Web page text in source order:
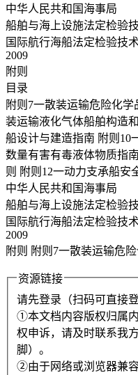
中华人民共和国海事局
船舶与海上设施法定检验
国际航行海船法定检验技
2009
附则
目录
附则7一散装运输危险化
装运输液化气体船舶构造
船设计与建造指南 附则10
数量有害有毒液体物质指
则 附则12一动力支承船安
中华人民共和国海事局
船舶与海上设施法定检验
国际航行海船法定检验技
2009
附则 附则7一散装运输危
资源链接
请先登录（扫码可直接
①本文档内容版权归属
权申诉，请及时联系我
脚）。
②由于网络或浏览器兼